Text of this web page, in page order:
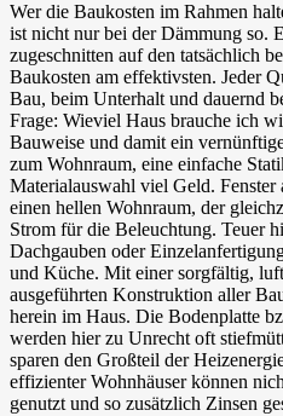
Wer die Baukosten im Rahmen
ist nicht nur bei der Dämmung so.
zugeschnitten auf den tatsächlich
Baukosten am effektivsten. Jeder
Bau, beim Unterhalt und dauernd
Frage: Wieviel Haus brauche ich
Bauweise und damit ein
zum Wohnraum, eine einfache
Materialauswahl viel Geld.
einen hellen Wohnraum, der
Strom für die Beleuchtung. Teuer
Dachgauben oder
und Küche. Mit einer sorgfältig,
ausgeführten Konstruktion aller
herein im Haus. Die Bodenplatte
werden hier zu Unrecht oft
sparen den Großteil der
effizienter Wohnhäuser können
genutzt und so zusätzlich Zinsen